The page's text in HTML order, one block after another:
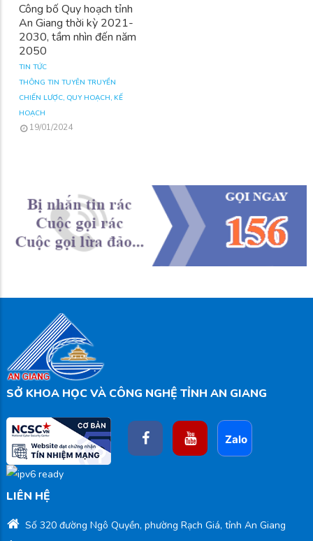
Công bố Quy hoạch tỉnh
An Giang thời kỳ 2021-
2030, tầm nhìn đến năm
2050
TIN TỨC
THÔNG TIN TUYÊN TRUYỀN
CHIẾN LƯỢC, QUY HOẠCH, KẾ
HOẠCH
19/01/2024
SỞ KHOA HỌC VÀ CÔNG NGHỆ TỈNH AN GIANG
LIÊN HỆ
Số 320 đường Ngô Quyền, phường Rạch Giá, tỉnh An Giang